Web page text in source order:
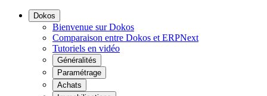
Dokos
Bienvenue sur Dokos
Comparaison entre Dokos et ERPNext
Tutoriels en vidéo
Généralités
Paramétrage
Achats